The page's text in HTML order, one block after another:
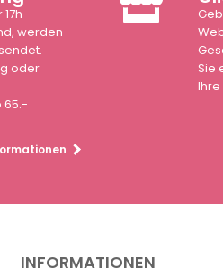
werden
oder
65.-
Sie
INFORMATIONEN